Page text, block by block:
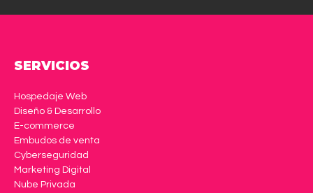
SERVICIOS
Hospedaje Web
Diseño & Desarrollo
E-commerce
Embudos de venta
Cyberseguridad
Marketing Digital
Nube Privada